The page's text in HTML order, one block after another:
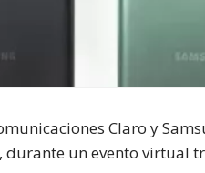
Claro y
un evento virtual